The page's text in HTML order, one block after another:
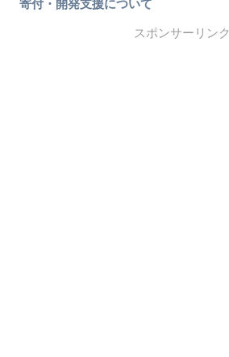
寄付・開発支援について
スポンサーリンク